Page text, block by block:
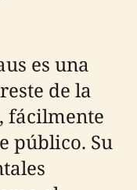
es una
de la
fácilmente
público. Su